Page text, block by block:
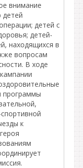
внимание
детей
детей с
детей-
находящихся в
вопросам
В ходе
программы
к